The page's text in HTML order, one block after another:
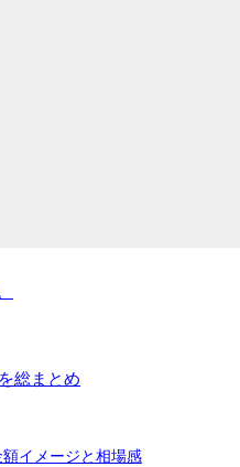
総まとめ
イメージと相場感